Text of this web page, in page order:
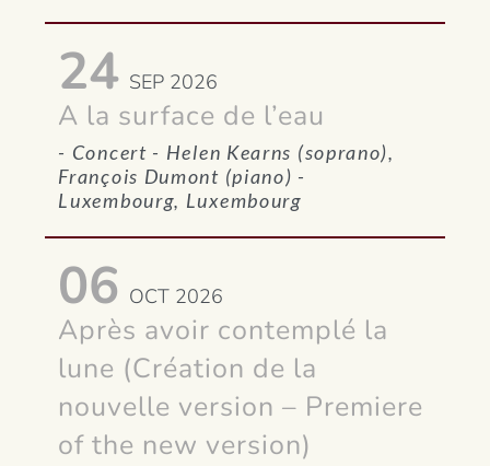
24 SEP 2026
A la surface de l’eau
- Concert - Helen Kearns (soprano),
François Dumont (piano) -
Luxembourg, Luxembourg
06 OCT 2026
Après avoir contemplé la
lune (Création de la
nouvelle version – Premiere
of the new version)